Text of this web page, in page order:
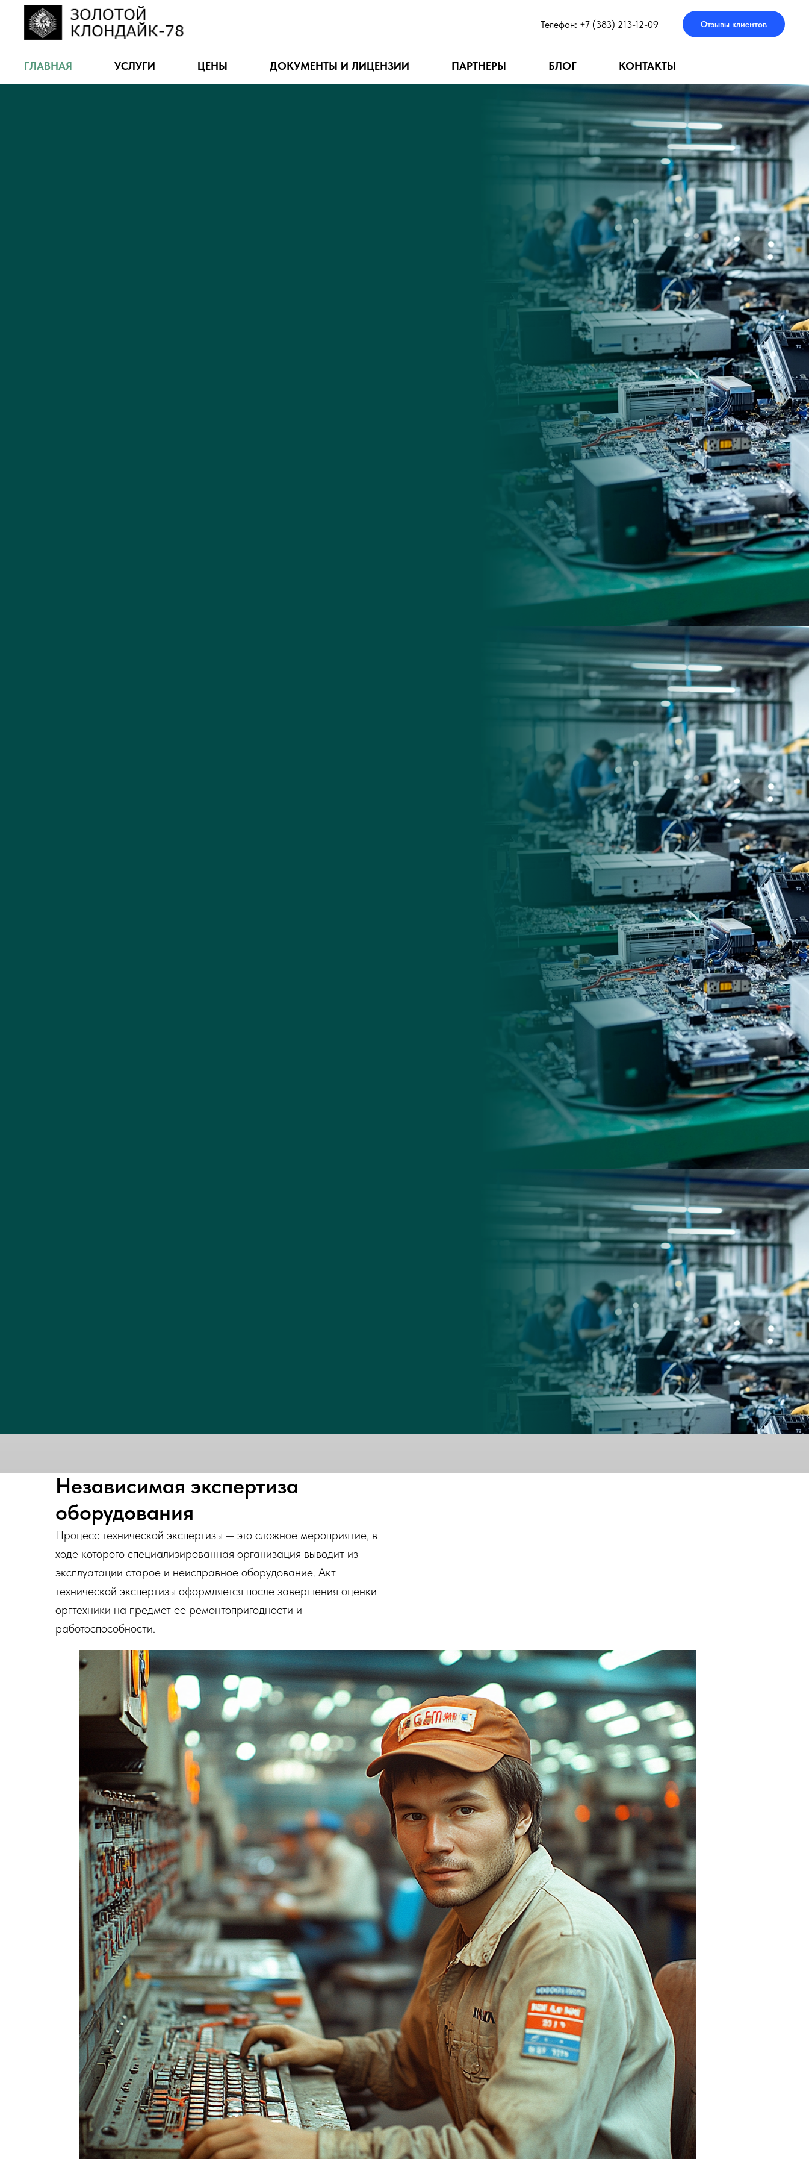
Телефон: +7 (383) 213-12-09 Отзывы клиентов
ГЛАВНАЯ УСЛУГИ ЦЕНЫ ДОКУМЕНТЫ И ЛИЦЕНЗИИ ПАРТНЕРЫ БЛОГ КОНТАКТЫ
Независимая экспертиза
оборудования
Процесс технической экспертизы — это сложное мероприятие, в
ходе которого специализированная организация выводит из
эксплуатации старое и неисправное оборудование. Акт
технической экспертизы оформляется после завершения оценки
оргтехники на предмет ее ремонтопригодности и
работоспособности.